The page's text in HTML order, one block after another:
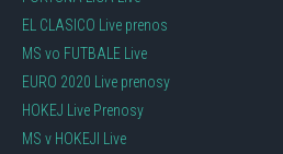
EL CLASICO Live prenos
MS vo FUTBALE Live
EURO 2020 Live prenosy
HOKEJ Live Prenosy
MS v HOKEJI Live